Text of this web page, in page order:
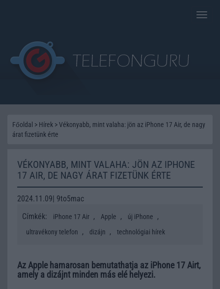
Toggle
Főoldal > Hírek >Vékonyabb, mint valaha: jön az iPhone 17 Air, de nagy
árat fizetünk érte
VÉKONYABB, MINT VALAHA: JÖN AZ IPHONE
17 AIR, DE NAGY ÁRAT FIZETÜNK ÉRTE
2024.11.09| 9to5mac
Címkék:
iPhone 17 Air , Apple , új iPhone ,
ultravékony telefon , dizájn , technológiai hírek
Az Apple hamarosan bemutathatja az iPhone 17 Airt,
amely a dizájnt minden más elé helyezi.